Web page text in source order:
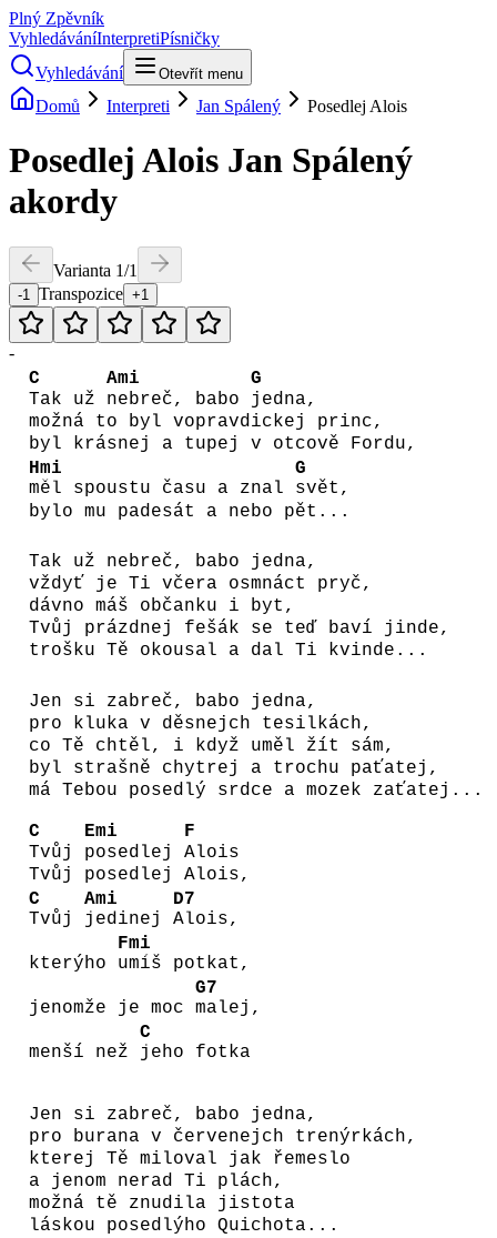
Plný Zpěvník
VyhledáváníInterpretiPísničky
Vyhledávání
Otevřít menu
Domů Interpreti Jan Spálený Posedlej Alois
Posedlej Alois Jan Spálený
akordy
Varianta 1/1
-1 Transpozice +1
-
C
Tak už
Ami
nebreč, babo
G
jedna,
možná to byl vopravdickej princ,
byl krásnej a tupej v otcově Fordu,
Hmi
měl spoustu času a znal
G
svět,
bylo mu padesát a nebo pět...
Tak už nebreč, babo jedna,
vždyť je Ti včera osmnáct pryč,
dávno máš občanku i byt,
Tvůj prázdnej fešák se teď baví jinde,
trošku Tě okousal a dal Ti kvinde...
Jen si zabreč, babo jedna,
pro kluka v děsnejch tesilkách,
co Tě chtěl, i když uměl žít sám,
byl strašně chytrej a trochu paťatej,
má Tebou posedlý srdce a mozek zaťatej...
C
Tvůj
Emi
posedlej
F
Alois
Tvůj posedlej Alois,
C
Tvůj
Ami
jedinej
D7
Alois,
kterýho
Fmi
umíš potkat,
jenomže je moc
G7
malej,
menší než
C
jeho fotka
Jen si zabreč, babo jedna,
pro burana v červenejch trenýrkách,
kterej Tě miloval jak řemeslo
a jenom nerad Ti plách,
možná tě znudila jistota
láskou posedlýho Quichota...